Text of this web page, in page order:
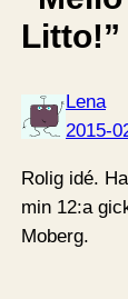
Litto!”
Lena
2015-
Rolig idé.
min 12:a
Moberg.